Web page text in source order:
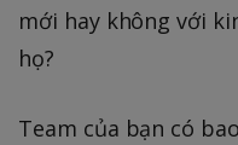
mới hay không với
họ?
Team của bạn có